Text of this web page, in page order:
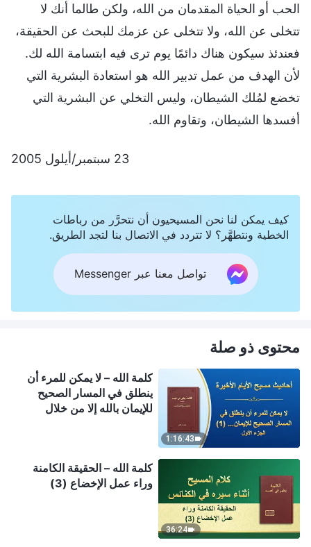
الحب أو الحياة المقدمان من الله، ولكن طالما أنك لا
تتخلى عن الله، ولا تتخلى عن عزمك للبحث عن الحقيقة،
فعندئذ سيكون هناك دائمًا يوم ترى فيه ابتسامة الله لك.
لأن الهدف من عمل تدبير الله هو استعادة البشرية التي
تخضع لمُلك الشيطان، وليس التخلي عن البشرية التي
أفسدها الشيطان، وتقاوم الله.
23 سبتمبر/أيلول 2005
كيف يمكن لنا نحن المسيحيون أن نتحرَّر من رباطات
الخطية ونتطهَّر؟ لا تتردد في الاتصال بنا لتجد الطريق.
تواصل معنا عبر Messenger
محتوى ذو صلة
1:16:43
كلمة الله – لا يمكن للمرء أن
ينطلق في المسار الصحيح
للإيمان بالله إلا من خلال
36:24
كلمة الله – الحقيقة الكامنة
وراء عمل الإخضاع (3)